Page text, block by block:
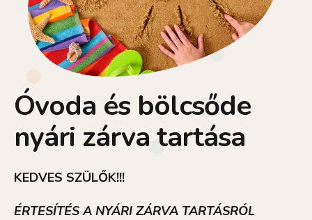
Óvoda és bölcsőde
nyári zárva tartása
KEDVES SZÜLŐK!!!
ÉRTESÍTÉS A NYÁRI ZÁRVA TARTÁSRÓL